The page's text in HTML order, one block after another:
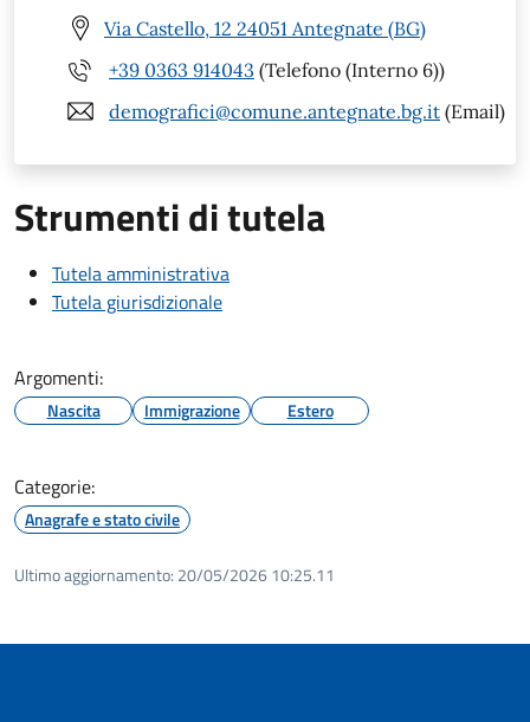
Via Castello, 12 24051 Antegnate (BG)
+39 0363 914043 (Telefono (Interno 6))
demografici@comune.antegnate.bg.it (Email)
Strumenti di tutela
Tutela amministrativa
Tutela giurisdizionale
Argomenti:
Nascita Immigrazione Estero
Categorie:
Anagrafe e stato civile
Ultimo aggiornamento: 20/05/2026 10:25.11